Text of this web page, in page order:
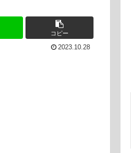
コピー
2023.10.28